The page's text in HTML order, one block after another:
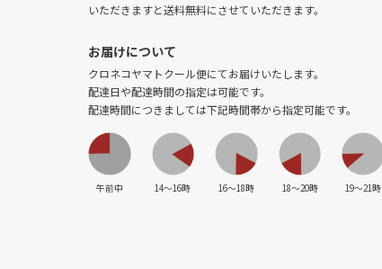
いただきますと送料無料にさせていただきます。
お届けについて
クロネコヤマトクール便にてお届けいたします。
配達日や配達時間の指定は可能です。
配達時間につきましては下記時間帯から指定可能です。
午前中 14〜16時 16〜18時 18〜20時 19〜21時